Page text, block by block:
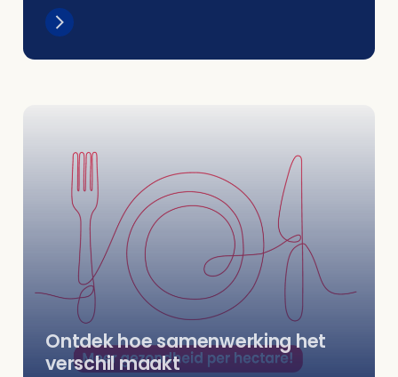
Ontdek hoe samenwerking het
verschil maakt